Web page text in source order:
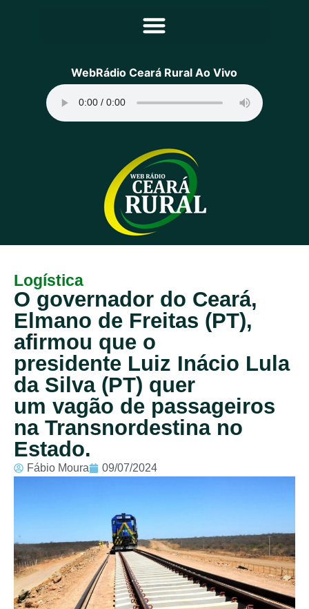
Principal
Programação
Equipe
Contato
Sobre
WebRádio Ceará Rural Ao Vivo
Logística
O governador do Ceará,
Elmano de Freitas (PT),
afirmou que o
presidente Luiz Inácio Lula
da Silva (PT) quer
um vagão de passageiros
na Transnordestina no
Estado.
Fábio Moura 09/07/2024